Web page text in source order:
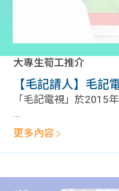
大專生筍工推介
【毛記請人】毛
「毛記電視」於2015
...
更多內容